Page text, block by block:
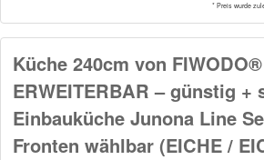
* Preis wurde
Küche 240cm von
ERWEITERBAR – günstig +
Einbauküche Junona Line
Fronten wählbar (EICHE /